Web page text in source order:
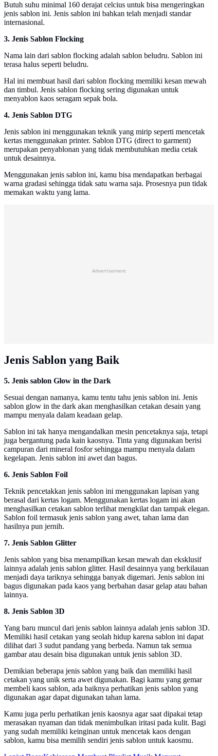
Butuh suhu minimal 160 derajat celcius untuk bisa mengeringkan
jenis sablon ini. Jenis sablon ini bahkan telah menjadi standar
internasional.
3. Jenis Sablon Flocking
Nama lain dari sablon flocking adalah sablon beludru. Sablon ini
terasa halus seperti beludru.
Hal ini membuat hasil dari sablon flocking memiliki kesan mewah
dan timbul. Jenis sablon flocking sering digunakan untuk
menyablon kaos seragam sepak bola.
4. Jenis Sablon DTG
Jenis sablon ini menggunakan teknik yang mirip seperti mencetak
kertas menggunakan printer. Sablon DTG (direct to garment)
merupakan penyablonan yang tidak membutuhkan media cetak
untuk desainnya.
Menggunakan jenis sablon ini, kamu bisa mendapatkan berbagai
warna gradasi sehingga tidak satu warna saja. Prosesnya pun tidak
memakan waktu yang lama.
Advertisement
Jenis Sablon yang Baik
5. Jenis sablon Glow in the Dark
Sesuai dengan namanya, kamu tentu tahu jenis sablon ini. Jenis
sablon glow in the dark akan menghasilkan cetakan desain yang
mampu menyala dalam keadaan gelap.
Sablon ini tak hanya mengandalkan mesin pencetaknya saja, tetapi
juga bergantung pada kain kaosnya. Tinta yang digunakan berisi
campuran dari mineral fosfor sehingga mampu menyala dalam
kegelapan. Jenis sablon ini awet dan bagus.
6. Jenis Sablon Foil
Teknik pencetakkan jenis sablon ini menggunakan lapisan yang
berasal dari kertas logam. Menggunakan kertas logam ini akan
menghasilkan cetakan sablon terlihat mengkilat dan tampak elegan.
Sablon foil termasuk jenis sablon yang awet, tahan lama dan
hasilnya pun jernih.
7. Jenis Sablon Glitter
Jenis sablon yang bisa menampilkan kesan mewah dan eksklusif
lainnya adalah jenis sablon glitter. Hasil desainnya yang berkilauan
menjadi daya tariknya sehingga banyak digemari. Jenis sablon ini
bagus digunakan pada kaos yang berbahan dasar gelap atau bahan
lainnya.
8. Jenis Sablon 3D
Yang baru muncul dari jenis sablon lainnya adalah jenis sablon 3D.
Memiliki hasil cetakan yang seolah hidup karena sablon ini dapat
dilihat dari 3 sudut pandang yang berbeda. Namun tak semua
gambar atau desain bisa digunakan untuk jenis sablon 3D.
Demikian beberapa jenis sablon yang baik dan memiliki hasil
cetakan yang unik serta awet digunakan. Bagi kamu yang gemar
membeli kaos sablon, ada baiknya perhatikan jenis sablon yang
digunakan agar dapat digunakan tahan lama.
Kamu juga perlu perhatikan jenis kaosnya agar saat dipakai tetap
merasakan nyaman dan tidak menimbulkan iritasi pada kulit. Bagi
yang sudah memiliki keinginan untuk mencetak kaos dengan
sablon, kamu bisa memilih sendiri jenis sablon untuk kaosmu.